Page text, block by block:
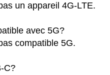
un appareil 4G-LTE.
avec 5G?
compatible 5G.
C?